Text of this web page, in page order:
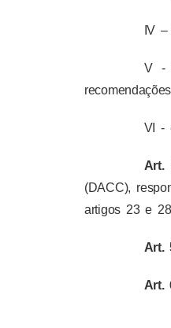
IV
V -
VI -
(DACC),
artigos 23 e
Art.
Art.